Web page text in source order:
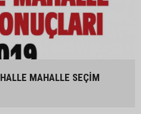
MAHALLE SEÇİM